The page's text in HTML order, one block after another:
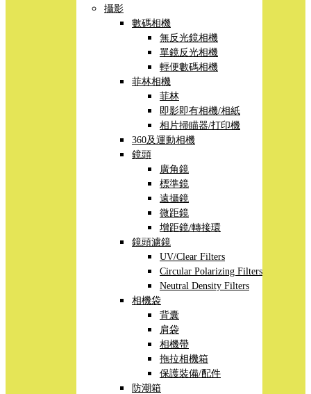
攝影
數碼相機
無反光鏡相機
單鏡反光相機
輕便數碼相機
菲林相機
菲林
即影即有相機/相紙
相片掃瞄器/打印機
360及運動相機
鏡頭
廣角鏡
標準鏡
遠攝鏡
微距鏡
增距鏡/轉接環
鏡頭濾鏡
UV/Clear Filters
Circular Polarizing Filters
Neutral Density Filters
相機袋
背囊
肩袋
相機帶
拖拉相機箱
保護裝備/配件
防潮箱